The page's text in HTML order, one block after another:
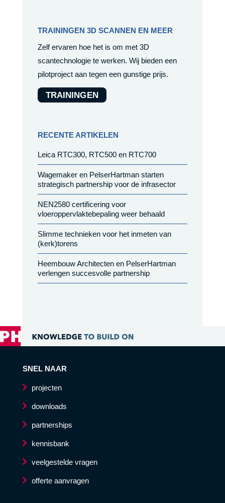
TRAININGEN 3D SCANNEN EN MEER
Zelf ervaren hoe het is om met 3D
scantechnologie te werken. Wij bieden een
pilotproject aan tegen een gunstige prijs.
TRAININGEN
RECENTE ARTIKELEN
Leica RTC300, RTC500 en RTC700
Wagemaker en PelserHartman starten
strategisch partnership voor de infrasector
NEN2580 certificering voor
vloeroppervlaktebepaling weer behaald
Slimme technieken voor het inmeten van
(kerk)torens
Heembouw Architecten en PelserHartman
verlengen succesvolle partnership
SNEL NAAR
projecten
downloads
partnerships
kennisbank
veelgestelde vragen
offerte aanvragen